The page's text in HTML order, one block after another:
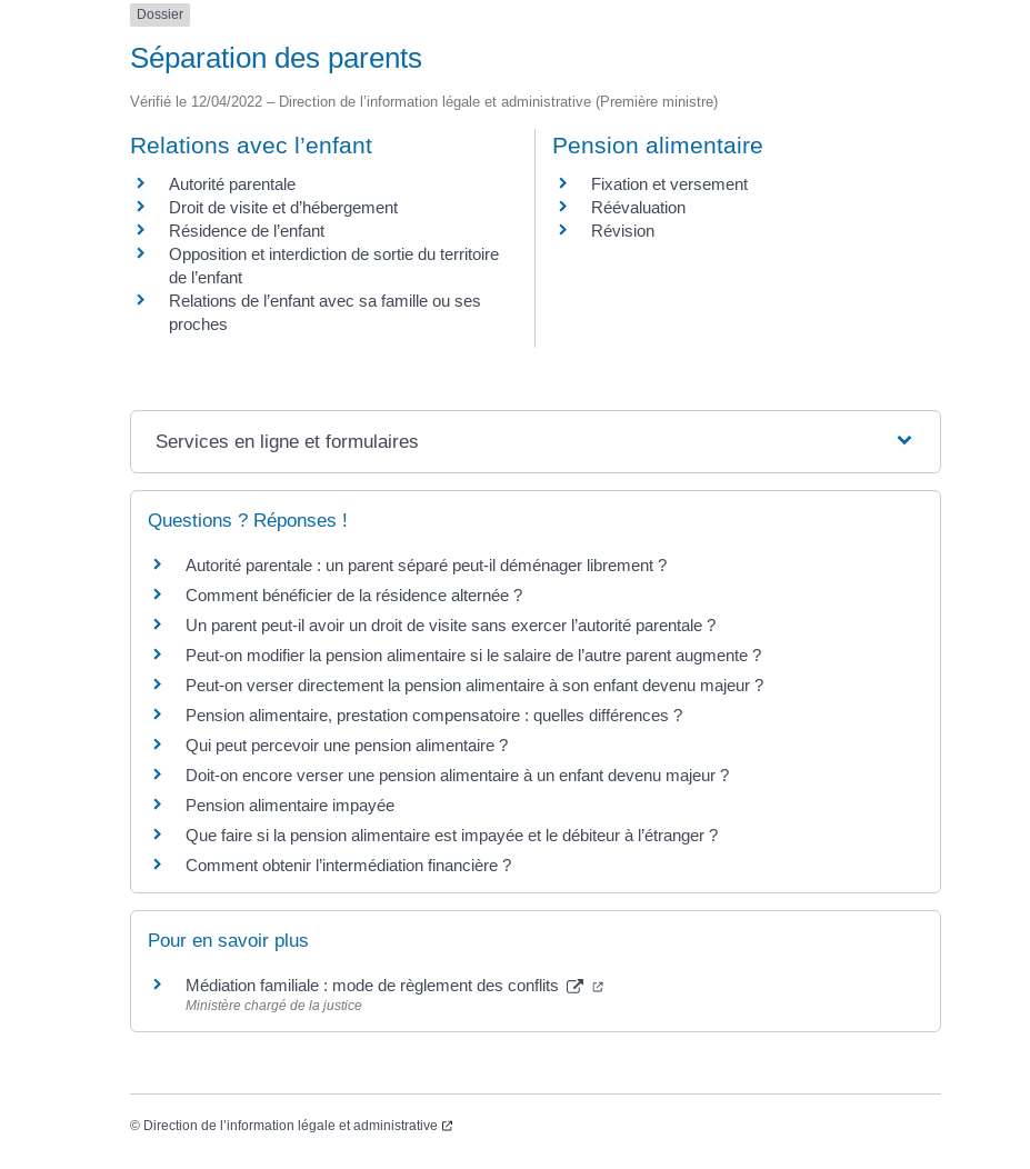
Dossier
Séparation des parents
Vérifié le 12/04/2022 – Direction de l’information légale et administrative (Première ministre)
Relations avec l’enfant
Autorité parentale
Droit de visite et d’hébergement
Résidence de l’enfant
Opposition et interdiction de sortie du territoire
de l’enfant
Relations de l’enfant avec sa famille ou ses
proches
Pension alimentaire
Fixation et versement
Réévaluation
Révision
Services en ligne et formulaires
Questions ? Réponses !
Autorité parentale : un parent séparé peut-il déménager librement ?
Comment bénéficier de la résidence alternée ?
Un parent peut-il avoir un droit de visite sans exercer l’autorité parentale ?
Peut-on modifier la pension alimentaire si le salaire de l’autre parent augmente ?
Peut-on verser directement la pension alimentaire à son enfant devenu majeur ?
Pension alimentaire, prestation compensatoire : quelles différences ?
Qui peut percevoir une pension alimentaire ?
Doit-on encore verser une pension alimentaire à un enfant devenu majeur ?
Pension alimentaire impayée
Que faire si la pension alimentaire est impayée et le débiteur à l’étranger ?
Comment obtenir l’intermédiation financière ?
Pour en savoir plus
Médiation familiale : mode de règlement des conflits
Ministère chargé de la justice
© Direction de l’information légale et administrative